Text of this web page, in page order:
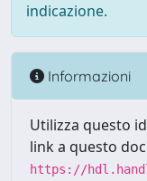
indicazione.
Informazioni
Utilizza questo
link a questo
https://